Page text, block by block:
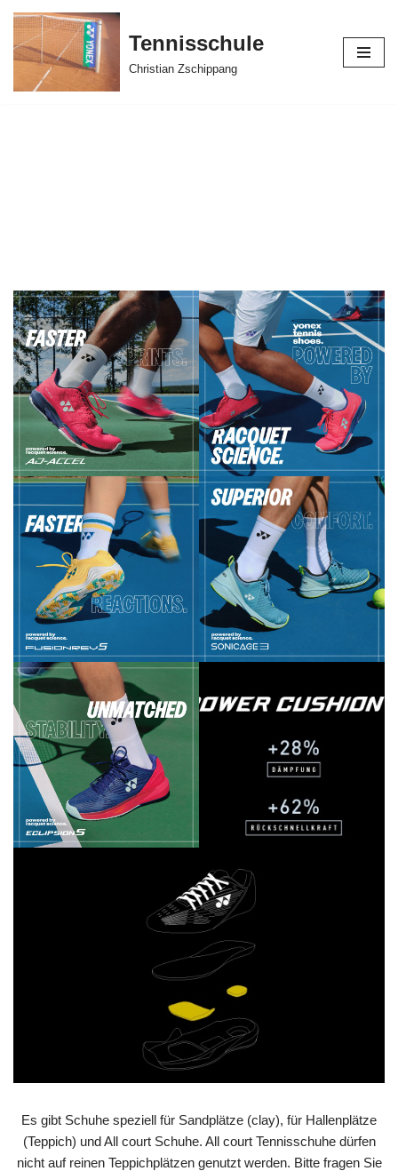
Zum
Inhalt
springen
Tennisschule
Christian Zschippang
Es gibt Schuhe speziell für Sandplätze (clay), für Hallenplätze
(Teppich) und All court Schuhe. All court Tennisschuhe dürfen
nicht auf reinen Teppichplätzen genutzt werden. Bitte fragen Sie